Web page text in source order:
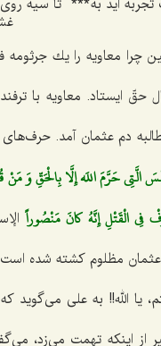
چرا معاویه را یك
حقّ ایستاد. معاویه با
دم عثمان آمد.
الَّتِي حَرَّمَ اللَه إِلَّا بِالْحَقِّ وَ
فِي الْقَتْلِ إِنَّهُ كانَ مَنْصُوراً
مظلوم كشته شده
یا الله!! به علی می‌گوید
از اینكه تهمت می‌زد،